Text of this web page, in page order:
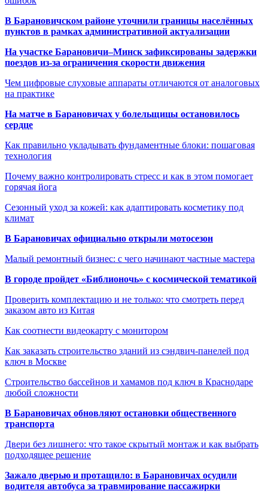
В Барановичском районе уточнили границы населённых
пунктов в рамках административной актуализации
На участке Барановичи–Минск зафиксированы задержки
поездов из-за ограничения скорости движения
Чем цифровые слуховые аппараты отличаются от аналоговых
на практике
На матче в Барановичах у болельщицы остановилось
сердце
Как правильно укладывать фундаментные блоки: пошаговая
технология
Почему важно контролировать стресс и как в этом помогает
горячая йога
Сезонный уход за кожей: как адаптировать косметику под
климат
В Барановичах официально открыли мотосезон
Малый ремонтный бизнес: с чего начинают частные мастера
В городе пройдет «Библионочь» с космической тематикой
Проверить комплектацию и не только: что смотреть перед
заказом авто из Китая
Как соотнести видеокарту с монитором
Как заказать строительство зданий из сэндвич-панелей под
ключ в Москве
Строительство бассейнов и хамамов под ключ в Краснодаре
любой сложности
В Барановичах обновляют остановки общественного
транспорта
Двери без лишнего: что такое скрытый монтаж и как выбрать
подходящее решение
Зажало дверью и протащило: в Барановичах осудили
водителя автобуса за травмирование пассажирки